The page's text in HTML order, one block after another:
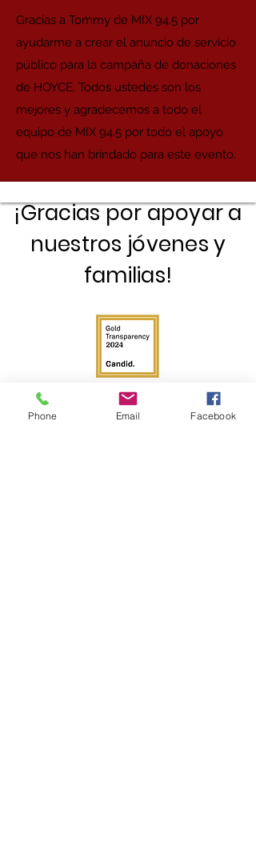
Gracias a Tommy de MIX 94.5 por
ayudarme a crear el anuncio de servicio
público para la campaña de donaciones
de HOYCE. Todos ustedes son los
mejores y agradecemos a todo el
equipo de MIX 94.5 por todo el apoyo
que nos han brindado para este evento.
¡Gracias por apoyar a
nuestros jóvenes y
familias!
Phone Email Facebook